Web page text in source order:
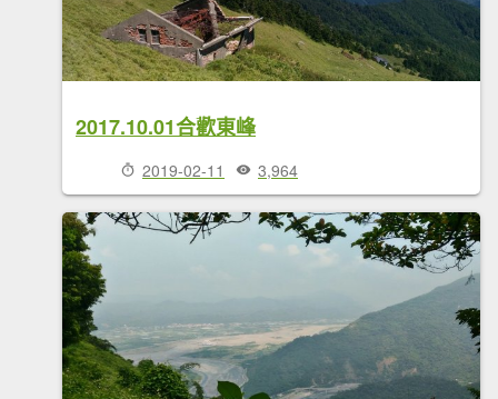
2017.10.01合歡東峰
2019-02-11 3,964